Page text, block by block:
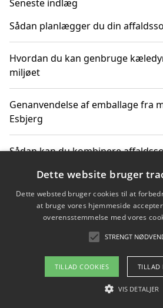
Seneste indlæg
Sådan planlægger du din
Hvordan du kan genbruge
miljøet
Genanvendelse af emballage fra
Esbjerg
Sådan kan du kombinere
Hvordan affaldssortering kan
Om / kontakt
Blog
Dette website bruger
Dette websted bruger cookies til at
at bruge vores hjemmeside
overensstemmelse med vores
STRENGT
TILLAD COOKIES TILLAD
VIS DETALJER